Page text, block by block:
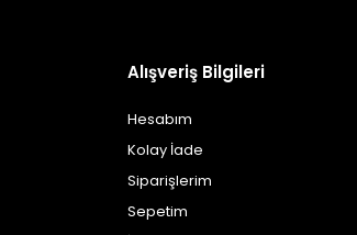
Alışveriş Bilgileri
Hesabım
Kolay İade
Siparişlerim
Sepetim